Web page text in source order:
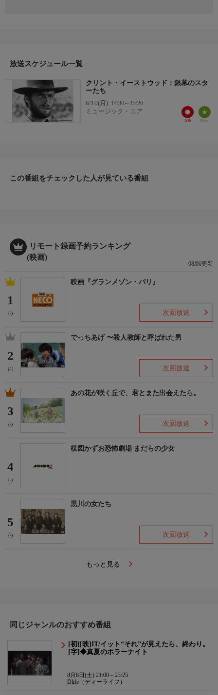
放送スケジュール一覧
クリント・イーストウッド：銀幕のスタ
ーたち
8/10(月) 14:30～15:20
ミュージック・エア
この番組をチェックした人が見ている番組
リモート録画予約ランキング
(映画)
08/06更新
1
(-)
映画『グランメゾン・パリ』
次回放送
2
(4)
でっちあげ 〜殺人教師と呼ばれた男
次回放送
3
(-)
あの花が咲く丘で、君とまた出会えたら。
次回放送
4
(-)
楳図かずお恐怖劇場 まだらの少女
5
(-)
黒川の女たち
次回放送
もっと見る
同じジャンルのおすすめ番組
[初][映]IT/イット“それ”が見えたら、終わり。
[字]◆真夏のホラーナイト
8月8日(土) 21:00～23:25
Dlife（ディーライフ）